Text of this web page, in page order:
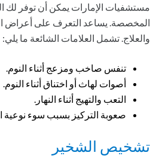
مستشفيات الإمارات يمكن أن توفر لك
المخصصة. يساعد التعرف على أعراض
والعلاج. تشمل العلامات الشائعة ما يلي:
تنفس صاخب ومزعج أثناء النوم.
أصوات لهاث أو اختناق أثناء النوم.
التعب والتهيج أثناء النهار.
صعوبة التركيز بسبب سوء نوعية
تشخيص الشخير